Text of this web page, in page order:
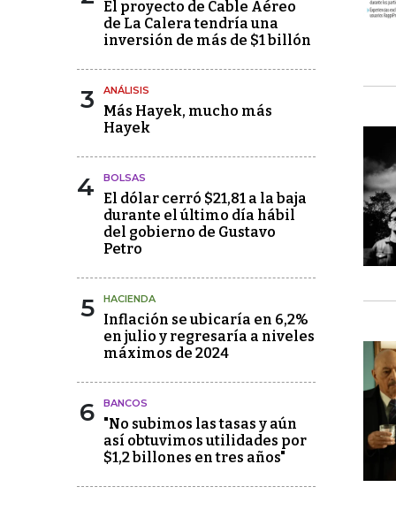
El proyecto de Cable Aéreo
de La Calera tendría una
inversión de más de $1 billón
3 ANÁLISIS
Más Hayek, mucho más
Hayek
4 BOLSAS
El dólar cerró $21,81 a la baja
durante el último día hábil
del gobierno de Gustavo
Petro
5 HACIENDA
Inflación se ubicaría en 6,2%
en julio y regresaría a niveles
máximos de 2024
6 BANCOS
"No subimos las tasas y aún
así obtuvimos utilidades por
$1,2 billones en tres años"